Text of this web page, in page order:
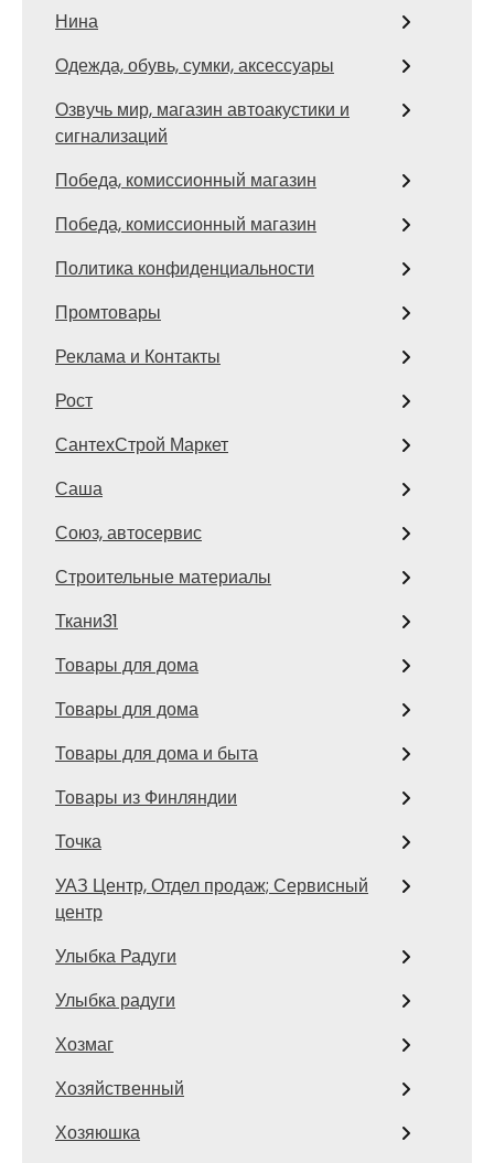
Нина
Одежда, обувь, сумки, аксессуары
Озвучь мир, магазин автоакустики и
сигнализаций
Победа, комиссионный магазин
Победа, комиссионный магазин
Политика конфиденциальности
Промтовары
Реклама и Контакты
Рост
СантехСтрой Маркет
Саша
Союз, автосервис
Строительные материалы
Ткани31
Товары для дома
Товары для дома
Товары для дома и быта
Товары из Финляндии
Точка
УАЗ Центр, Отдел продаж; Сервисный
центр
Улыбка Радуги
Улыбка радуги
Хозмаг
Хозяйственный
Хозяюшка